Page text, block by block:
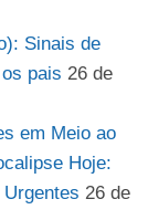
Sinais de
pais 26 de
em Meio ao
Hoje:
26 de